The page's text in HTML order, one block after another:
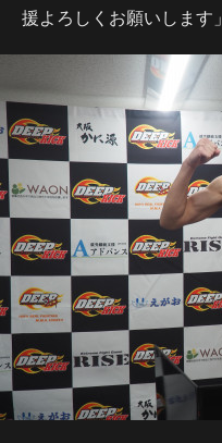
援よろしくお願いします」